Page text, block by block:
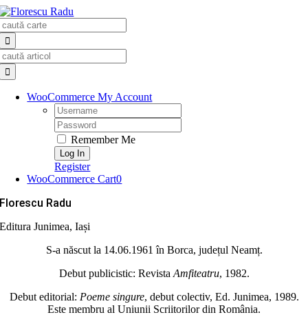
Skip
to
content
WooCommerce My Account
Username:
Password:
Remember Me
Register
WooCommerce Cart0
Florescu Radu
Editura Junimea, Iași
S‐a născut la 14.06.1961 în Borca, județul Neamț.
Debut publicistic: Revista Amfiteatru, 1982.
Debut editorial: Poeme singure, debut colectiv, Ed. Junimea, 1989.
Este membru al Uniunii Scriitorilor din România.